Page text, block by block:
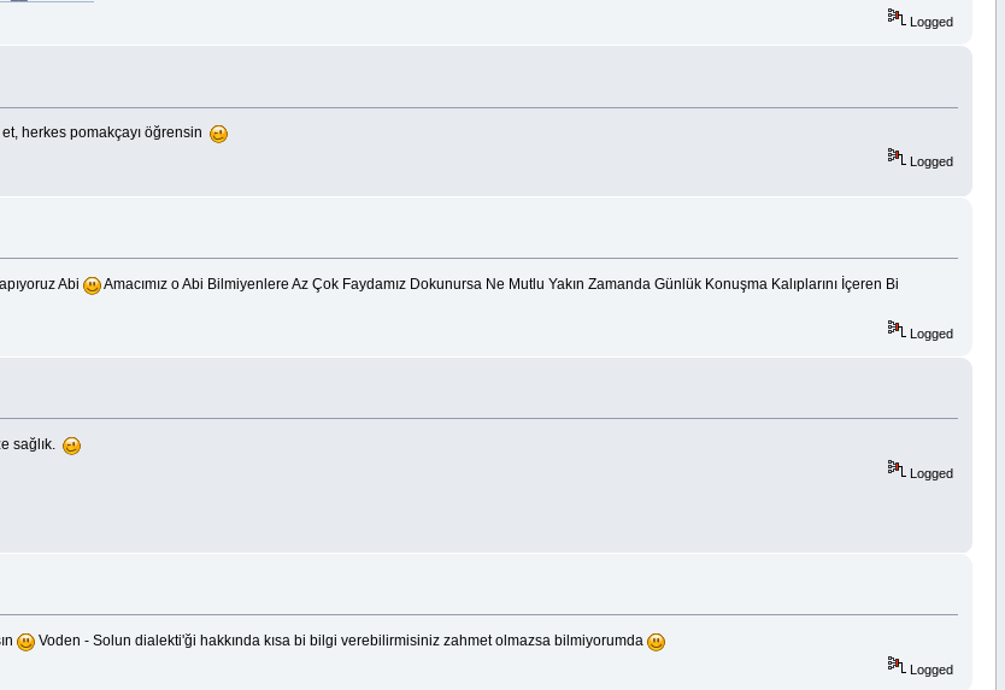
Logged
et, herkes pomakçayı öğrensin
Logged
Abi
Amacımız o Abi Bilmiyenlere Az Çok Faydamız Dokunursa Ne Mutlu Yakın Zamanda Günlük Konuşma Kalıplarını İçeren Bi
Logged
sağlık.
Logged
Voden - Solun dialekti'ği hakkında kısa bi bilgi verebilirmisiniz zahmet olmazsa bilmiyorumda
Logged